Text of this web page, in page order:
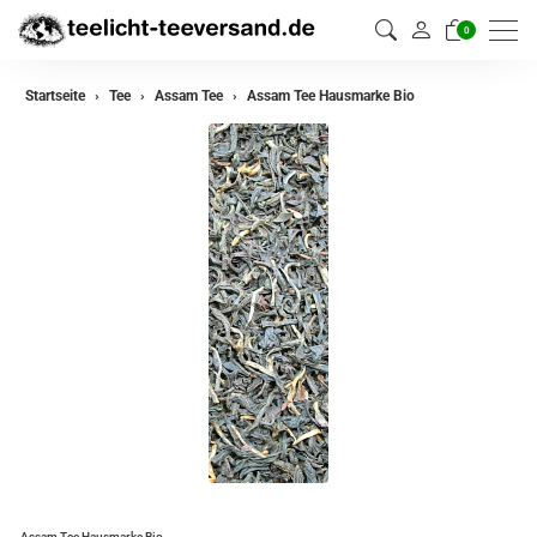
0
zurück
Grüner Tee aus Japan
Startseite Tee Assam Tee Assam Tee Hausmarke Bio